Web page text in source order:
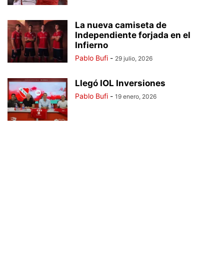
La nueva camiseta de
Independiente forjada en el
Infierno
Pablo Bufi - 29 julio, 2026
Llegó IOL Inversiones
Pablo Bufi - 19 enero, 2026